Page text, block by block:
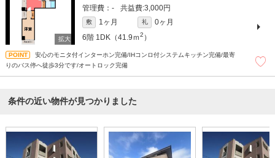
- 3,000円
敷 1ヶ月 礼
0ヶ月
6階 1DK（41.9ｍ2 ）
安心のモニタ付インターホン完備/IHコンロ付システムキッチン完備/最寄
りのバス停へ徒歩3分です/オートロック完備
条件の近い物件が見つかりました